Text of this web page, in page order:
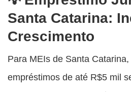
Santa Catarina:
Crescimento
Para MEIs de Santa
empréstimos de até R$5 mil